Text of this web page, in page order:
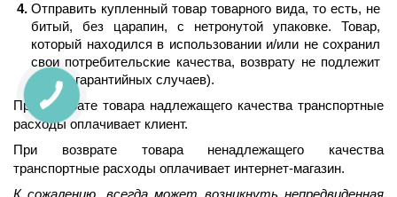
Отправить купленный товар товарного вида, то есть, не
битый, без царапин, с нетронутой упаковке. Товар,
который находился в использовании и/или не сохранил
свои потребительские качества, возврату не подлежит
(кроме гарантийных случаев).
При возврате товара надлежащего качества транспортные
расходы оплачивает клиент.
При возврате товара ненадлежащего качества
транспортные расходы оплачивает интернет-магазин.